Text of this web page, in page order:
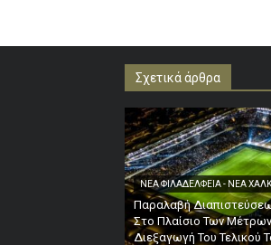
Σχετικά άρθρα
ΝΕΑ ΦΙΛΑΔΕΛΦΕΙΑ - ΝΕΑ
Παραλαβή
Στο Πλαίσιο Των Μέτρων
Διεξαγωγή Του Τελικού